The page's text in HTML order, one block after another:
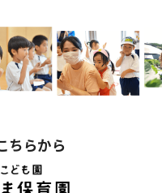
ちらから